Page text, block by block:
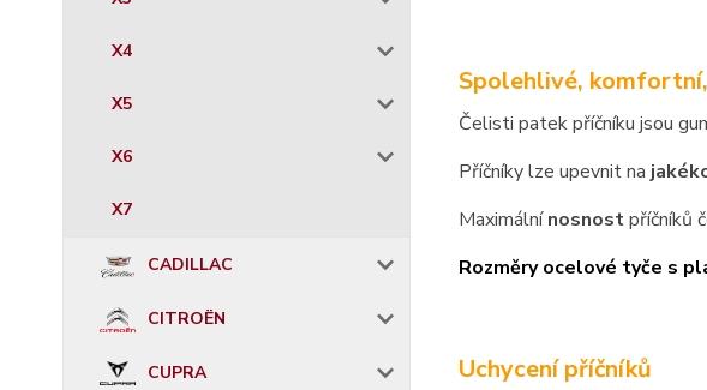
X4
X5
X6
X7
CADILLAC
CITROËN
CUPRA
Spolehlivé,
Čelisti patek příčníku jsou
Příčníky lze upevnit na
Maximálnínosnostpříčníků
Rozměry ocelové tyče s
Uchycení příčníků